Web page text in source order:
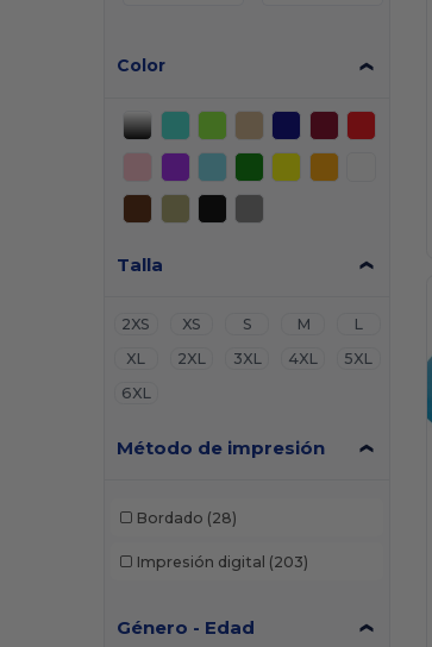
Color
Talla
2XS XS S M
L
XL
2XL 3XL 4XL
5XL
6XL
Método de impresión
Bordado (28)
Impresión digital (203)
Género - Edad